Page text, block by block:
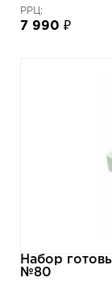
РРЦ:
7 990 ₽
Набор
№80